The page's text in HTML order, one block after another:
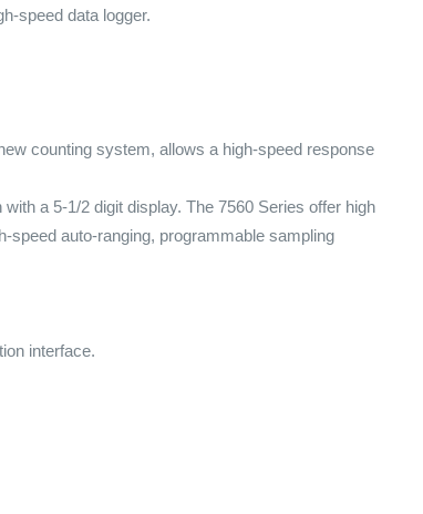
speed data logger.
counting system, allows a high-speed response
a 5-1/2 digit display. The 7560 Series offer high
speed auto-ranging, programmable sampling
interface.